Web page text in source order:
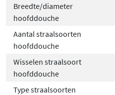
Breedte/diameter
hoofddouche
Aantal straalsoorten
hoofddouche
Wisselen straalsoort
hoofddouche
Type straalsoorten